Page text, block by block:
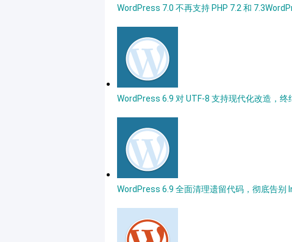
WordPress 7.0 不再支持 PHP 7.2 和 7.3
WordPress 6.9 对 UTF-8 支持现代化改造，终
WordPress 6.9 全面清理遗留代码，彻底告别